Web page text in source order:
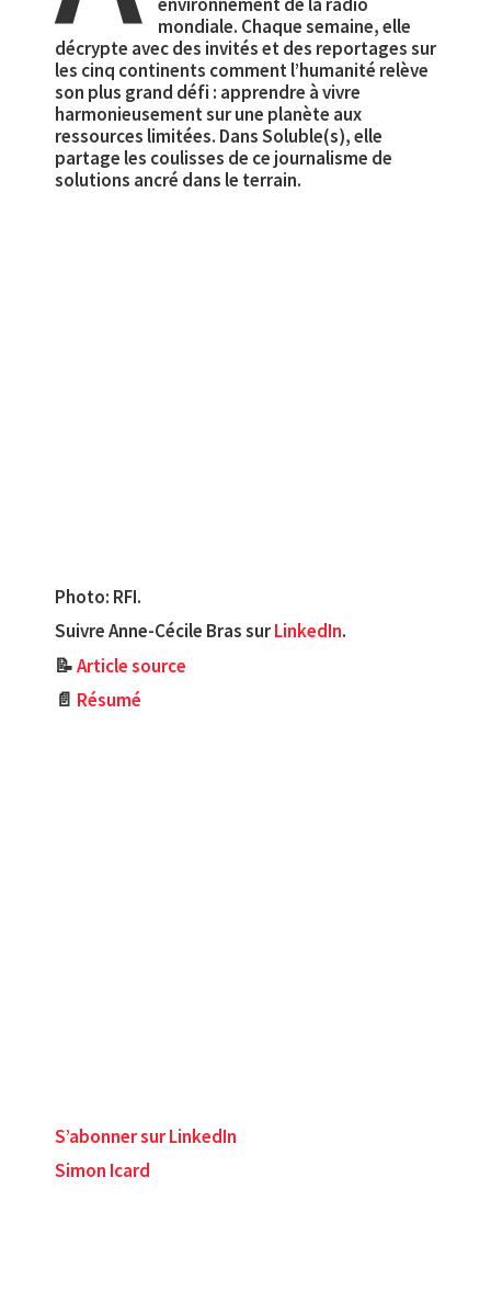
mondiale. Chaque semaine, elle
décrypte avec des invités et des reportages sur
les cinq continents comment l’humanité relève
son plus grand défi : apprendre à vivre
harmonieusement sur une planète aux
ressources limitées. Dans Soluble(s), elle
partage les coulisses de ce journalisme de
solutions ancré dans le terrain.
Photo: RFI.
Suivre Anne-Cécile Bras surLinkedIn.
📝Article source
📄 Résumé
S’abonner sur LinkedIn
Simon Icard